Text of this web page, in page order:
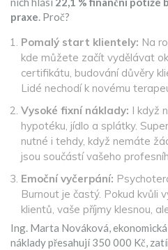
praxe. Proč?
Pomalý start klientely: Na
kde můžete začít vydělávat
certifikátu, budování důvěry
Lidé nechodí k novému
Vysoké fixní náklady: I když
hypotéku, jídlo a splátky.
nutné i tehdy, když nemáte
jsou součástí vašeho
Emoční vyčerpání:
Burnout je častý. Pokud kvůli
klientů, vaše příjmy klesnou,
Ing. Marta Nováková,
náklady přesahují 350 000 Kč,